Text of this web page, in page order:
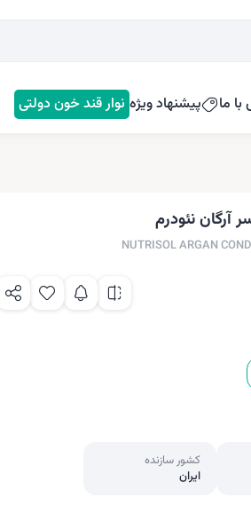
ما پیشنهاد ویژه نوار قند خون دولتی
آرگان نئودرم
NUTRISOL ARGAN
کشور سازنده
ایران